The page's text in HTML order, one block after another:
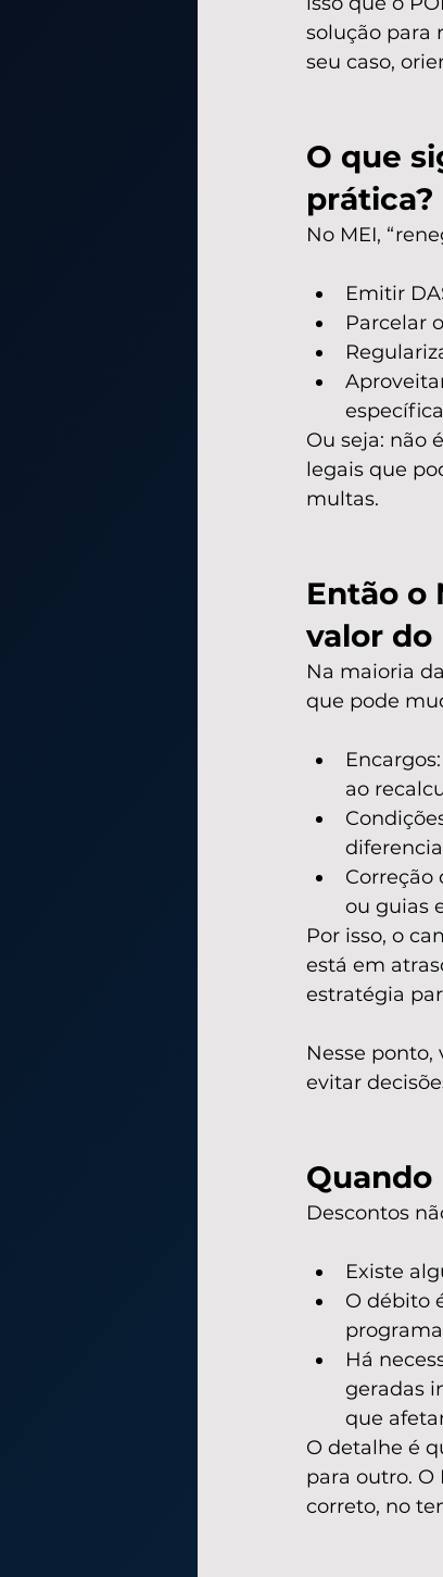
solução para
seu caso,
O que
prática?
No MEI,
Emitir
Parcelar
Ou seja: não
legais que
multas.
Então o
valor do
Na maioria
que pode
ao
Correção
ou guias
Por isso, o
está em
estratégia
Nesse ponto,
evitar
Descontos
Existe
O débito
Há
geradas
que
O detalhe é
para outro. O
correto, no